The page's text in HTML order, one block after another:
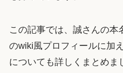
この記事では、誠さんの本
のwiki風プロフィールに加
についても詳しくまとめま